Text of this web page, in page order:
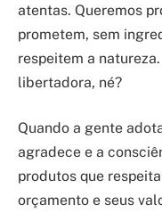
atentas. Queremos
prometem, sem
respeitem a
libertadora, né?
Quando a gente
agradece e a
produtos que
orçamento e seus